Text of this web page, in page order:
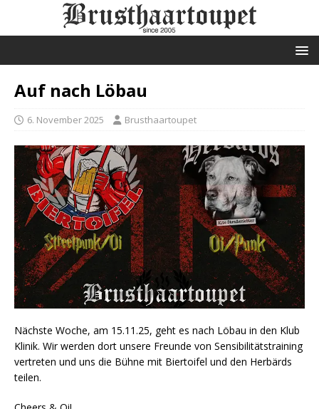
Auf nach Löbau
6. November 2025 Brusthaartoupet
Nächste Woche, am 15.11.25, geht es nach Löbau in den Klub
Klinik. Wir werden dort unsere Freunde von Sensibilitätstraining
vertreten und uns die Bühne mit Biertoifel und den Herbärds
teilen.